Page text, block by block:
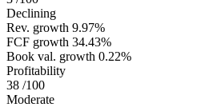
Declining
Rev. growth 9.97%
FCF growth 34.43%
Book val. growth 0.22%
Profitability
38 /100
Moderate